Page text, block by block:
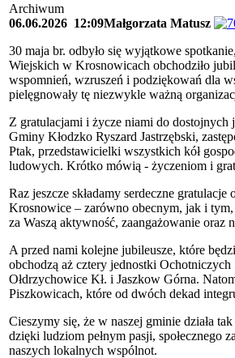
Archiwum
06.06.2026 12:09Małgorzata Matusz
30 maja br. odbyło się wyjątkowe
Wiejskich w Krosnowicach obchodziło
wspomnień, wzruszeń i podziękowań dla
pielęgnowały tę niezwykle ważną
Z gratulacjami i życze niami do
Gminy Kłodzko Ryszard Jastrzębski,
Ptak, przedstawicielki wszystkich kół
ludowych. Krótko mówią - życzeniom i
Raz jeszcze składamy serdeczne
Krosnowice – zarówno obecnym, jak i
za Waszą aktywność, zaangażowanie oraz
A przed nami kolejne jubileusze, które
obchodzą aż cztery jednostki
Ołdrzychowice Kł. i Jaszkow Górna.
Piszkowicach, które od dwóch dekad
Cieszymy się, że w naszej gminie działa
dzięki ludziom pełnym pasji, społecznego
naszych lokalnych wspólnot.